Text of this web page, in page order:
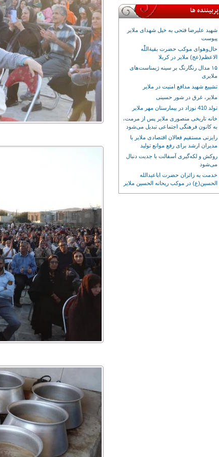
پربیننده ها
شهید علیرضا فتحی به خیل شهدای ملایر
پیوست
حال‌وهوای موکب حضرت بقیة‌اللّٰه
الاعظم(عج) ملایر در کربلا
۱۵ مدال رنگارنگ بر سینه ژیمناست‌های
ملایری
تشییع شهید مدافع امنیت در ملایر
ملایر، غرق در شور حسینی
تولد 410 نوزاد در بیمارستان مهر ملایر
خانه تاریخی منصوری ملایر پس از مرمت،
به کانون فرهنگی اجتماعی تبدیل می‌شود
رایزنی مستقیم فعالان اقتصادی ملایر با
مدیران ارشد برای رفع موانع تولید
روکش و لکه‌گیری آسفالت با جدیت دنبال
می‌شود
خدمت به زائران حضرت اباعبدالله
الحسین(ع) در موکب ریحانه الحسین ملایر